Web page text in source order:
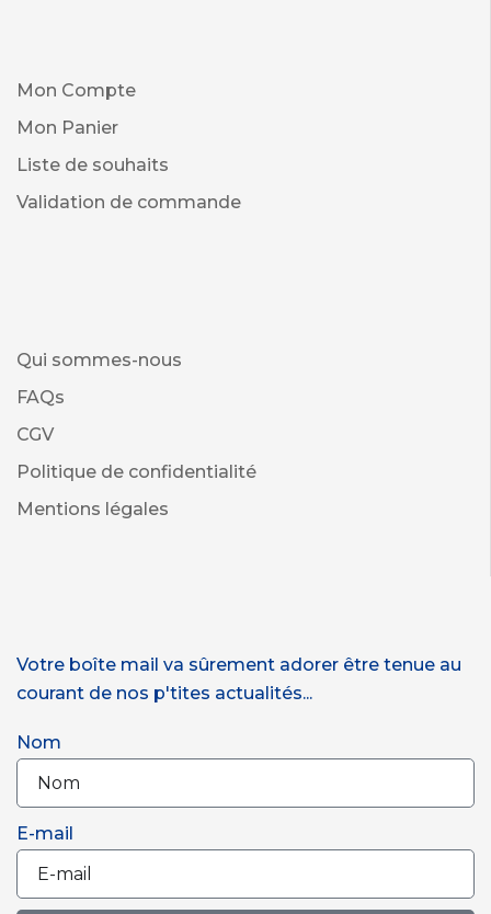
Mon Compte
Mon Panier
Liste de souhaits
Validation de commande
Qui sommes-nous
FAQs
CGV
Politique de confidentialité
Mentions légales
Votre boîte mail va sûrement adorer être tenue au
courant de nos p'tites actualités...
Nom
E-mail